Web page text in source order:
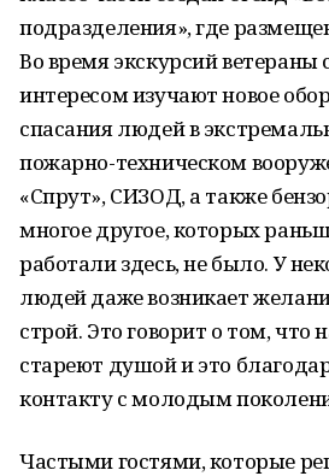
подразделения», где
Во время экскурсий
интересом изучают новое
спасания людей в
пожарно-техническом
«Спрут», СИЗОД, а также
многое другое, которых
работали здесь, не было. У
людей даже возникает
строй. Это говорит о том, что
стареют душой и это
контакту с молодым
Частыми гостями, которые